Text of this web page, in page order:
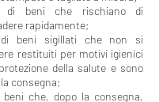
di beni che rischiano di
rapidamente;
beni sigillati che non si
restituiti per motivi igienici
della salute e sono
consegna;
che, dopo la consegna,